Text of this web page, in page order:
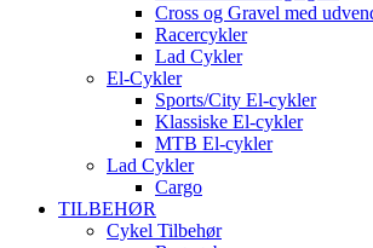
Cross og Gravel med
Racercykler
Lad Cykler
El-Cykler
Sports/City El-cykler
Klassiske El-cykler
MTB El-cykler
Lad Cykler
Cargo
TILBEHØR
Cykel Tilbehør